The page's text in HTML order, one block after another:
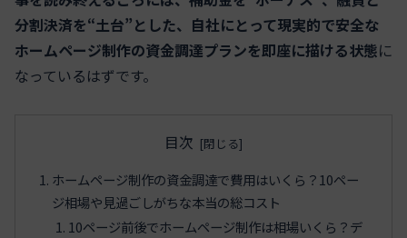
分割決済を“土台”とした、自社にとって現実的で安全な
ホームページ制作の資金調達プランを即座に描ける状態に
なっているはずです。
目次
ホームページ制作の資金調達で費用はいくら？10ペー
ジ相場や見過ごしがちな本当の総コスト
10ページ前後でホームページ制作は相場いくら？デ